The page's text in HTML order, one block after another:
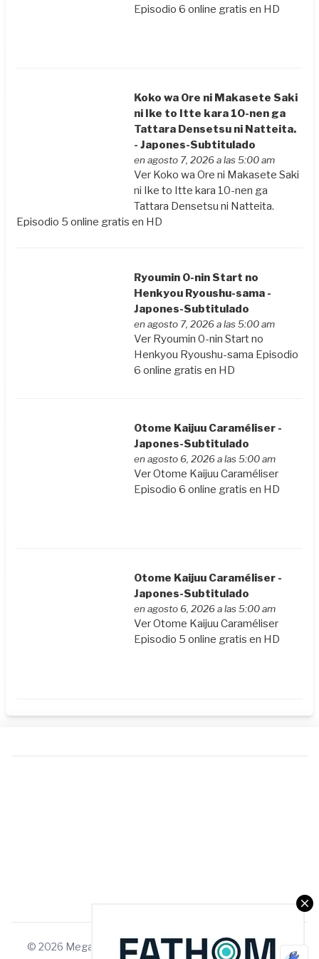
Episodio 6 online gratis en HD
Koko wa Ore ni Makasete Saki
ni Ike to Itte kara 10-nen ga
Tattara Densetsu ni Natteita.
- Japones-Subtitulado
en agosto 7, 2026 a las 5:00 am
Ver Koko wa Ore ni Makasete Saki
ni Ike to Itte kara 10-nen ga
Tattara Densetsu ni Natteita.
Episodio 5 online gratis en HD
Ryoumin 0-nin Start no
Henkyou Ryoushu-sama -
Japones-Subtitulado
en agosto 7, 2026 a las 5:00 am
Ver Ryoumin 0-nin Start no
Henkyou Ryoushu-sama Episodio
6 online gratis en HD
Otome Kaijuu Caraméliser -
Japones-Subtitulado
en agosto 6, 2026 a las 5:00 am
Ver Otome Kaijuu Caraméliser
Episodio 6 online gratis en HD
Otome Kaijuu Caraméliser -
Japones-Subtitulado
en agosto 6, 2026 a las 5:00 am
Ver Otome Kaijuu Caraméliser
Episodio 5 online gratis en HD
© 2026 Megauniverso. Todos los derechos reservados.